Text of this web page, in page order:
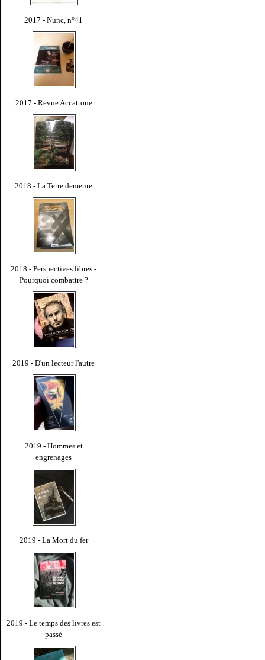
2017 - Nunc, n°41
2017 - Revue Accattone
2018 - La Terre demeure
2018 - Perspectives libres -
Pourquoi combattre ?
2019 - D'un lecteur l'autre
2019 - Hommes et
engrenages
2019 - La Mort du fer
2019 - Le temps des livres est
passé